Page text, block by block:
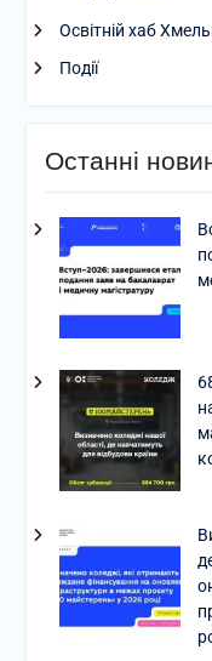
Освітній хаб
Події
Останні